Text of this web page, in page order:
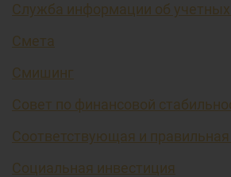
Служба информации об учетных
Смета
Смишинг
Совет по финансовой
Соответствующая и
Социальная инвестиция